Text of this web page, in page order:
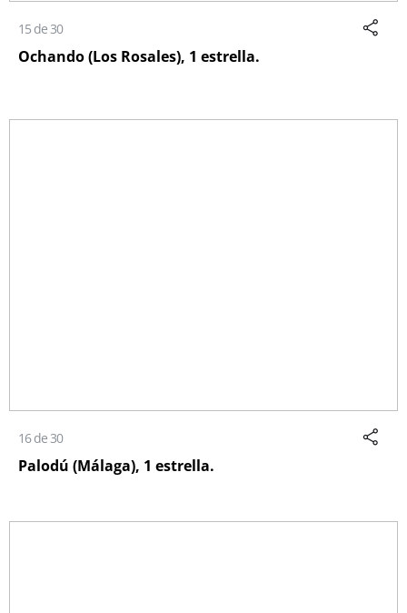
15 de 30
Ochando (Los Rosales), 1 estrella.
16 de 30
Palodú (Málaga), 1 estrella.